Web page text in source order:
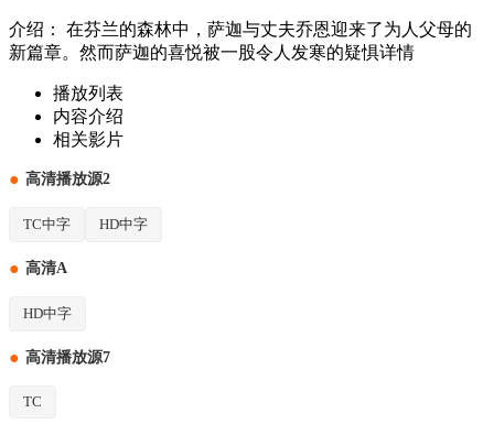
介绍：
在芬兰的森林中，萨迦与丈夫乔恩迎来了为人父母的
新篇章。然而萨迦的喜悦被一股令人发寒的疑惧详情
播放列表
内容介绍
相关影片
● 高清播放源2
TC中字 HD中字
● 高清A
HD中字
● 高清播放源7
TC